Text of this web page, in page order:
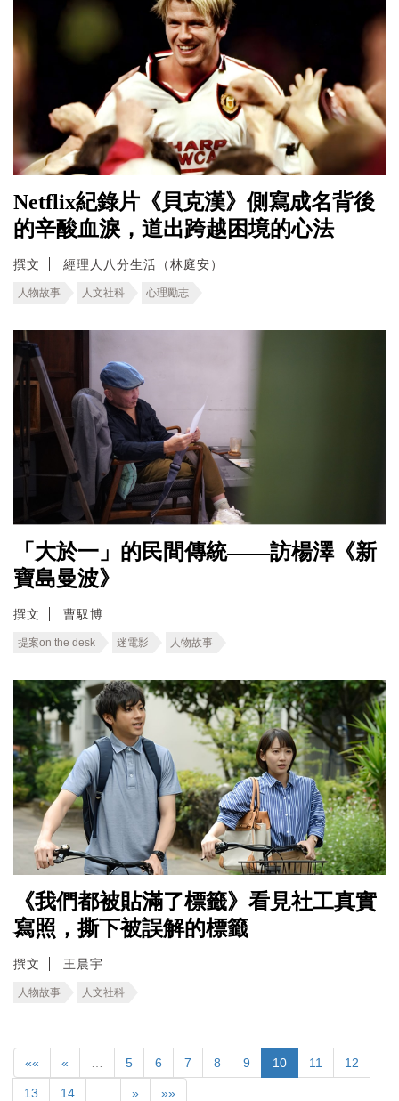
Netflix紀錄片《貝克漢》側寫成名背後
的辛酸血淚，道出跨越困境的心法
撰文 經理人八分生活（林庭安）
人物故事 人文社科 心理勵志
「大於一」的民間傳統——訪楊澤《新
寶島曼波》
撰文 曹馭博
提案on the desk 迷電影 人物故事
《我們都被貼滿了標籤》看見社工真實
寫照，撕下被誤解的標籤
撰文 王晨宇
人物故事 人文社科
«« « 5 6 7 8 9 10 11 12
13 14 » »»